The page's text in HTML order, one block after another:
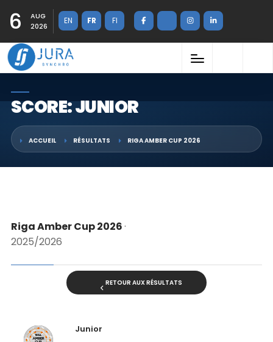
6
AUG
2026
EN FR FI
SCORE: JUNIOR
ACCUEIL RÉSULTATS RIGA AMBER CUP 2026
Riga Amber Cup 2026·
2025/2026
RETOUR AUX RÉSULTATS
Junior